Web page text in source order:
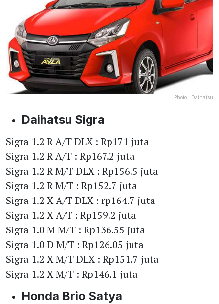
Photo : Daihatsu
Daihatsu Sigra
Sigra 1.2 R A/T DLX : Rp171 juta
Sigra 1.2 R A/T : Rp167.2 juta
Sigra 1.2 R M/T DLX : Rp156.5 juta
Sigra 1.2 R M/T : Rp152.7 juta
Sigra 1.2 X A/T DLX : rp164.7 juta
Sigra 1.2 X A/T : Rp159.2 juta
Sigra 1.0 M M/T : Rp136.55 juta
Sigra 1.0 D M/T : Rp126.05 juta
Sigra 1.2 X M/T DLX : Rp151.7 juta
Sigra 1.2 X M/T : Rp146.1 juta
Honda Brio Satya